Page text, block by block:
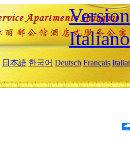
Italiano
日本語 한국어 Deutsch Français